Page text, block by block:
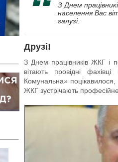
З Днем
населення Вас
галузі.
Друзі!
З Днем працівників ЖКГ і
вітають провідні
Комунальна»
ЖКГ зустрічають